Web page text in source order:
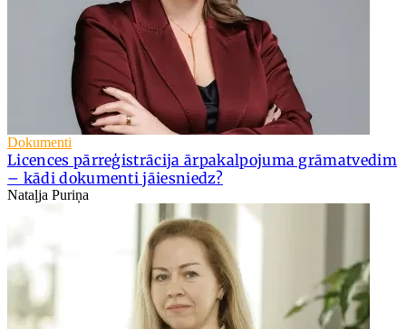
Dokumenti
Licences pārreģistrācija ārpakalpojuma grāmatvedim
– kādi dokumenti jāiesniedz?
Nataļja Puriņa